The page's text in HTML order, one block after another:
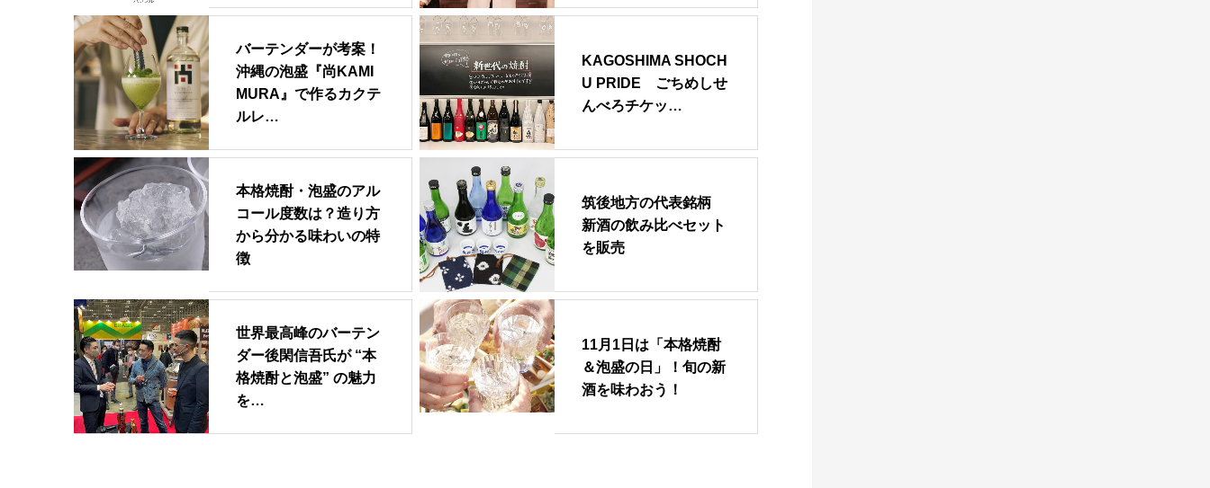
バーテンダーが考案！
沖縄の泡盛『尚KAMI
MURA』で作るカクテ
ルレ…
KAGOSHIMA SHOCH
U PRIDE ごちめしせ
んべろチケッ…
本格焼酎・泡盛のアル
コール度数は？造り方
から分かる味わいの特
徴
筑後地方の代表銘柄
新酒の飲み比べセット
を販売
世界最高峰のバーテン
ダー後閑信吾氏が “本
格焼酎と泡盛” の魅力
を…
11月1日は「本格焼酎
＆泡盛の日」！旬の新
酒を味わおう！